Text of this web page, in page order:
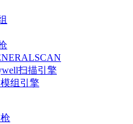
扫描引擎
组引擎